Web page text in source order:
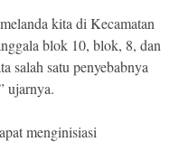
kita di Kecamatan
blok 10, blok, 8, dan
salah satu penyebabnya
ujarnya.
menginisiasi